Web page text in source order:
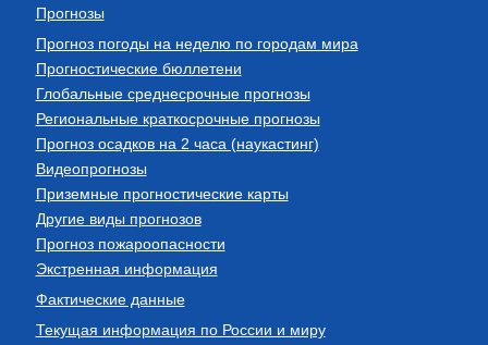
Прогнозы
Прогноз погоды на неделю по городам мира
Прогностические бюллетени
Глобальные среднесрочные прогнозы
Региональные краткосрочные прогнозы
Прогноз осадков на 2 часа (наукастинг)
Видеопрогнозы
Приземные прогностические карты
Другие виды прогнозов
Прогноз пожароопасности
Экстренная информация
Фактические данные
Текущая информация по России и миру